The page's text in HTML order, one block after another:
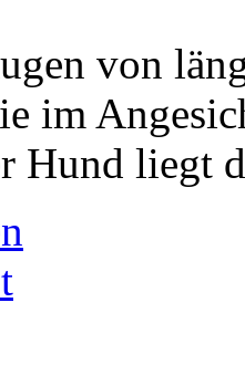
von
im
Hund liegt